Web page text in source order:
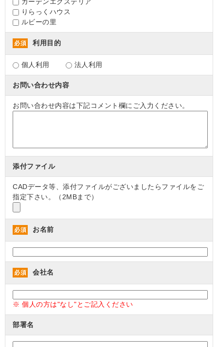
りらっくハウス
ルビーの里
必須 利用目的
個人利用 法人利用
お問い合わせ内容
お問い合わせ内容は下記コメント欄にご入力ください。
添付ファイル
CADデータ等、添付ファイルがございましたらファイルをご
指定下さい。（2MBまで）
必須 お名前
必須 会社名
※ 個人の方は"なし"とご記入ください
部署名